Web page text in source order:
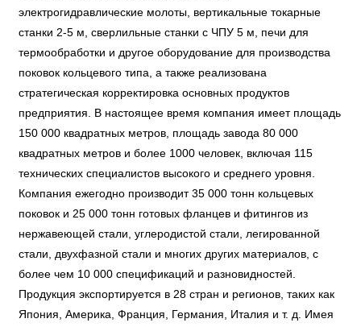
электрогидравлические молоты, вертикальные токарные
станки 2-5 м, сверлильные станки с ЧПУ 5 м, печи для
термообработки и другое оборудование для производства
поковок кольцевого типа, а также реализована
стратегическая корректировка основных продуктов
предприятия. В настоящее время компания имеет площадь
150 000 квадратных метров, площадь завода 80 000
квадратных метров и более 1000 человек, включая 115
технических специалистов высокого и среднего уровня.
Компания ежегодно производит 35 000 тонн кольцевых
поковок и 25 000 тонн готовых фланцев и фитингов из
нержавеющей стали, углеродистой стали, легированной
стали, двухфазной стали и многих других материалов, с
более чем 10 000 спецификаций и разновидностей.
Продукция экспортируется в 28 стран и регионов, таких как
Япония, Америка, Франция, Германия, Италия и т. д. Имея